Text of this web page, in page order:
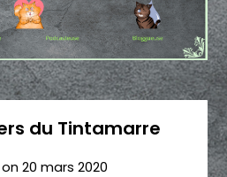
du Tintamarre
20 mars 2020